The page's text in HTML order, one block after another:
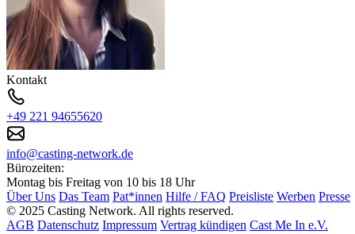
Kontakt
+49 221 94655620
info@casting-network.de
Bürozeiten:
Montag bis Freitag von 10 bis 18 Uhr
Über Uns Das Team Pat*innen Hilfe / FAQ Preisliste Werben Presse
© 2025 Casting Network. All rights reserved.
AGB Datenschutz Impressum Vertrag kündigen Cast Me In e.V.